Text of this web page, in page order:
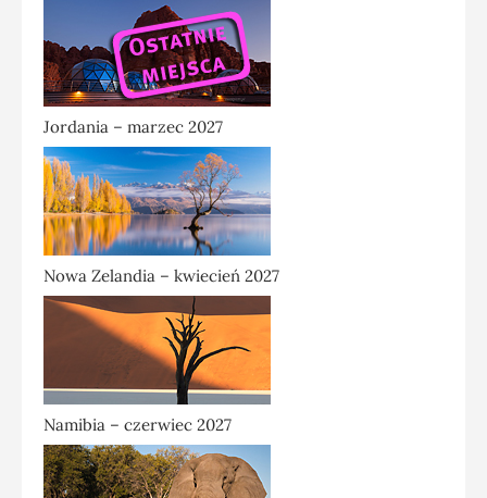
Jordania – marzec 2027
Nowa Zelandia – kwiecień 2027
Namibia – czerwiec 2027